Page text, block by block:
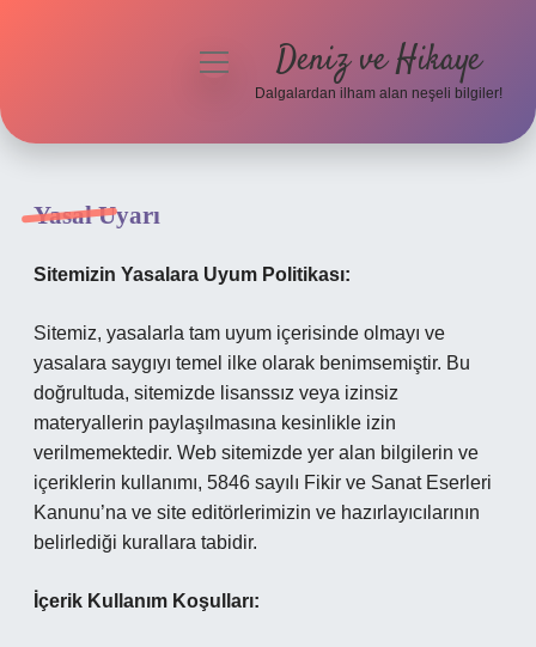
menüyü
Deniz ve Hikaye
Dalgalardan ilham alan neşeli bilgiler!
Yasal Uyarı
Sitemizin Yasalara Uyum Politikası:
Sitemiz, yasalarla tam uyum içerisinde olmayı ve
yasalara saygıyı temel ilke olarak benimsemiştir. Bu
doğrultuda, sitemizde lisanssız veya izinsiz
materyallerin paylaşılmasına kesinlikle izin
verilmemektedir. Web sitemizde yer alan bilgilerin ve
içeriklerin kullanımı, 5846 sayılı Fikir ve Sanat Eserleri
Kanunu’na ve site editörlerimizin ve hazırlayıcılarının
belirlediği kurallara tabidir.
İçerik Kullanım Koşulları: